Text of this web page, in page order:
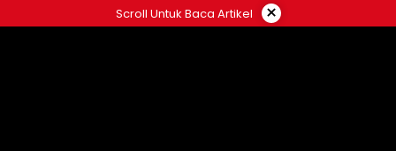
ke
Scroll Untuk Baca Artikel ×